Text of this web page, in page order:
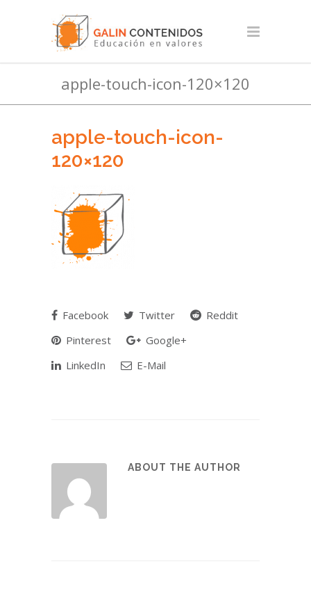
apple-touch-icon-120×120
apple-touch-icon-
120×120
Facebook Twitter
Reddit
Pinterest
Google+
LinkedIn
E-Mail
ABOUT THE AUTHOR